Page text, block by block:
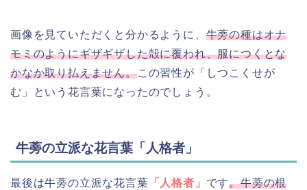
画像を見ていただくと分かるように、 牛蒡の種はオナ
モミのようにギザギザした殻に覆われ、服につくとな
かなか取り払えません。この習性が「しつこくせが
む」という花言葉になったのでしょう。
牛蒡の立派な花言葉「人格者」
最後は牛蒡の立派な花言葉 「人格者」 です。牛蒡の根